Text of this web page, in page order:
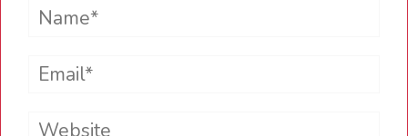
Name*
Email*
Website